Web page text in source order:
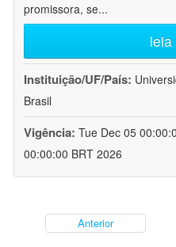
promissora, se...
leia
Instituição/UF/País:
Brasil
Vigência: Tue Dec 05
00:00:00 BRT 2026
Anterior